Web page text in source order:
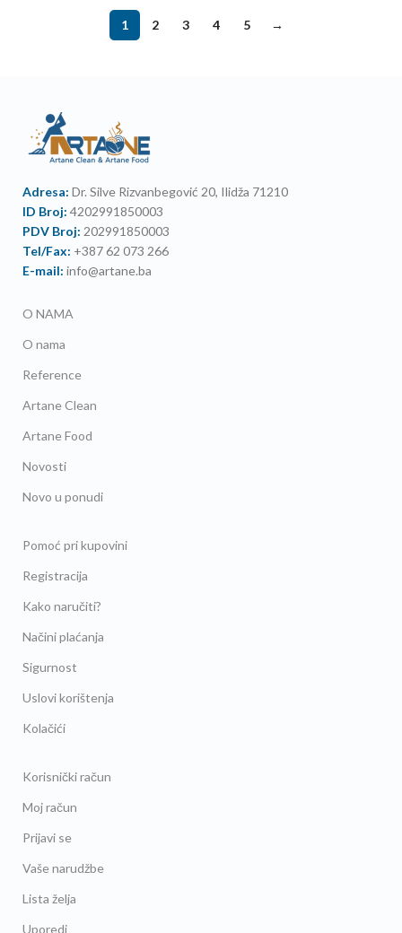
1 2 3 4 5 →
Adresa: Dr. Silve Rizvanbegović 20, Ilidža 71210
ID Broj: 4202991850003
PDV Broj: 202991850003
Tel/Fax: +387 62 073 266
E-mail: info@artane.ba
O NAMA
O nama
Reference
Artane Clean
Artane Food
Novosti
Novo u ponudi
Pomoć pri kupovini
Registracija
Kako naručiti?
Načini plaćanja
Sigurnost
Uslovi korištenja
Kolačići
Korisnički račun
Moj račun
Prijavi se
Vaše narudžbe
Lista želja
Uporedi